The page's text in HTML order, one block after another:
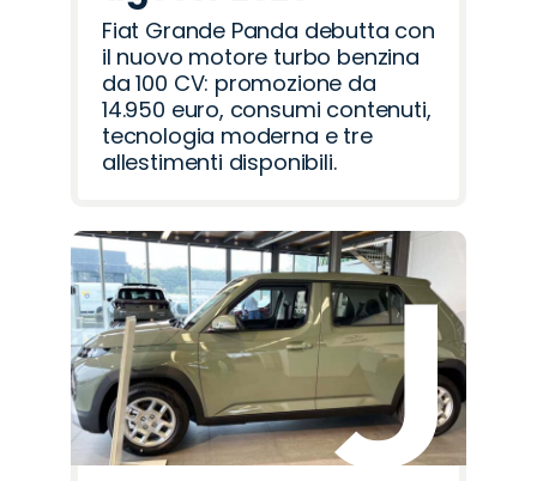
Fiat Grande Panda debutta con
il nuovo motore turbo benzina
da 100 CV: promozione da
14.950 euro, consumi contenuti,
tecnologia moderna e tre
allestimenti disponibili.